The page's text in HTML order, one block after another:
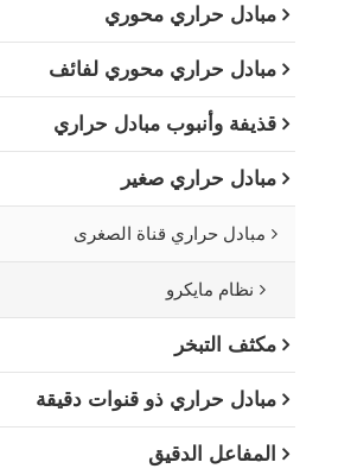
مبادل حراري محوري
مبادل حراري محوري لفائف
قذيفة وأنبوب مبادل حراري
مبادل حراري صغير
مبادل حراري قناة الصغرى
نظام مايكرو
مكثف التبخر
مبادل حراري ذو قنوات دقيقة
المفاعل الدقيق